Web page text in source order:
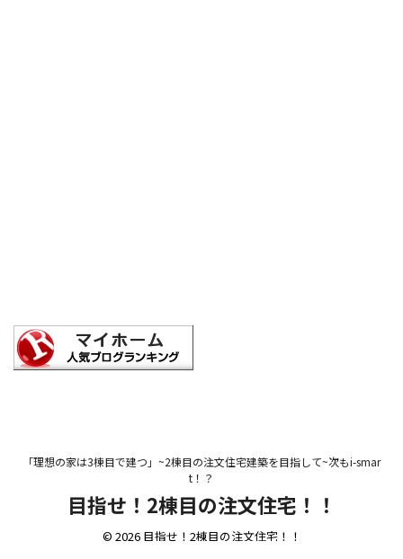
「理想の家は3棟目で建つ」~2棟目の注文住宅建築を目指して~次もi-smar
t！？
目指せ！2棟目の注文住宅！！
© 2026 目指せ！2棟目の注文住宅！！